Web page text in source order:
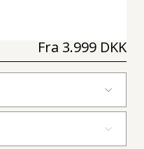
Fra 3.999 DKK